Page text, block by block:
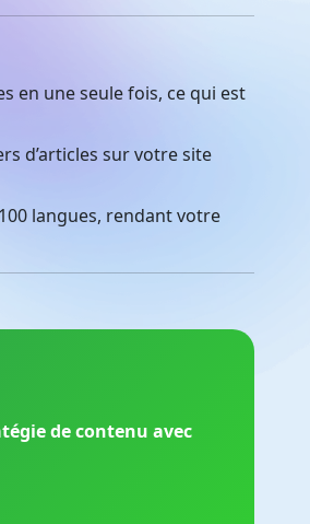
en une seule fois, ce qui est
d’articles sur votre site
langues, rendant votre
de contenu avec